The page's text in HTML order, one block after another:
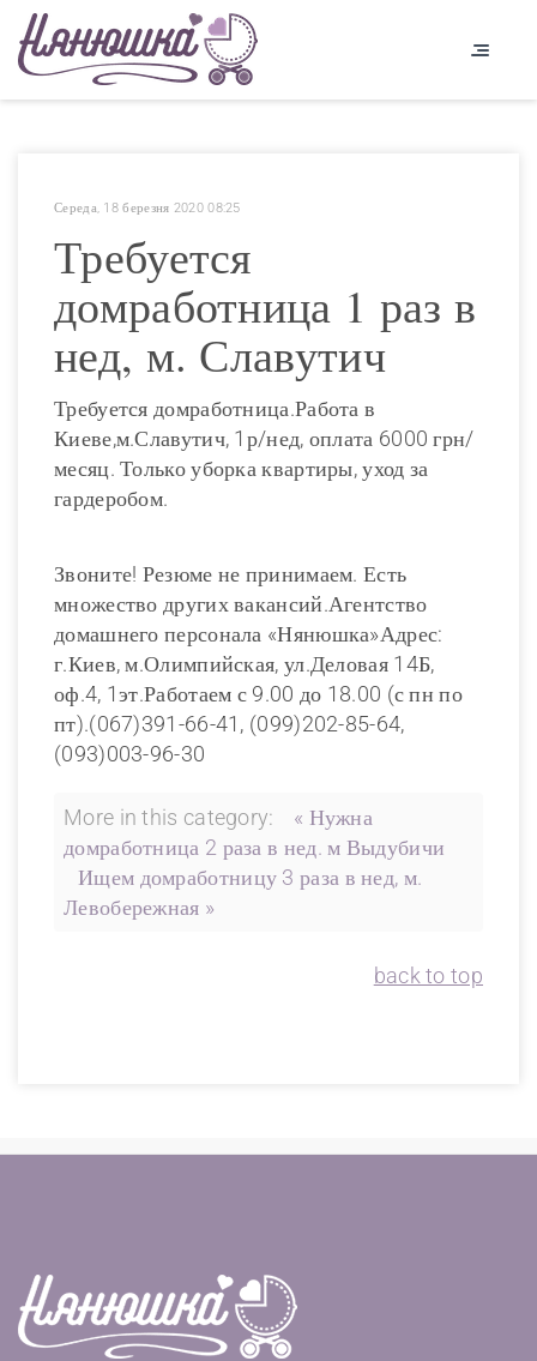
Середа, 18 березня 2020 08:25
Требуется
домработница 1 раз в
нед, м. Славутич
Требуется домработница.Работа в
Киеве,м.Славутич, 1р/нед, оплата 6000 грн/
месяц. Только уборка квартиры, уход за
гардеробом.
Звоните! Резюме не принимаем. Есть
множество других вакансий.Агентство
домашнего персонала «Нянюшка»Адрес:
г.Киев, м.Олимпийская, ул.Деловая 14Б,
оф.4, 1эт.Работаем с 9.00 до 18.00 (с пн по
пт).(067)391-66-41, (099)202-85-64,
(093)003-96-30
More in this category:
« Нужна
домработница 2 раза в нед. м Выдубичи
Ищем домработницу 3 раза в нед, м.
Левобережная »
back to top